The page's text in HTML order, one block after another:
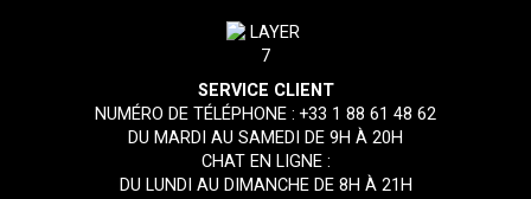
SERVICE CLIENT
NUMÉRO DE TÉLÉPHONE :+33 1 88 61 48 62
DU MARDI AU SAMEDI DE 9H À 20H
CHAT EN LIGNE :
DU LUNDI AU DIMANCHE DE 8H À 21H